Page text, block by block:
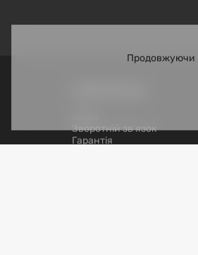
Зворотній зв’язок
Гарантія
Продовжуючи